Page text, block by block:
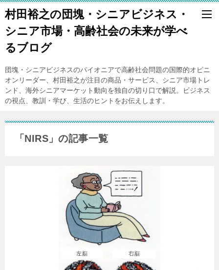
村田裕之の団塊・シニアビジネス・
シニア市場・高齢社会の未来が学べ
るブログ
団塊・シニアビジネスのパイオニアで高齢社会問題の国際的オピニ
オンリーダー、村田裕之が注目の商品・サービス、シニア市場トレ
ンド、海外シニアマーケット動向を独自の切り口で解説。ビジネス
の視点、教訓・学び、生活のヒントをお伝えします。
「NIRS」の記事一覧